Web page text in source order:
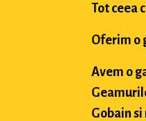
Tot ceea
Oferim o
Avem o
Gobain